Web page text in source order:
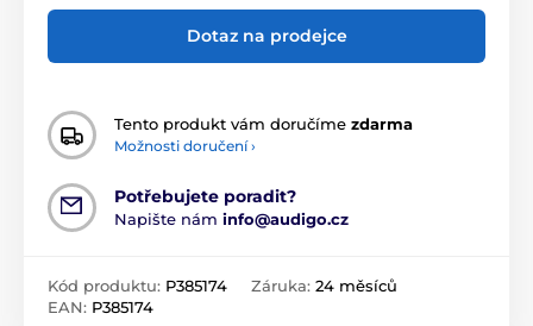
Dotaz na prodejce
Tento produkt vám doručíme zdarma
Možnosti doručení ›
Potřebujete poradit?
Napište nám info@audigo.cz
Kód produktu: P385174
EAN: P385174
Záruka: 24 měsíců